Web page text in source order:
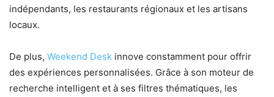
indépendants, les restaurants régionaux et les artisans
locaux.
De plus, Weekend Desk innove constamment pour offrir
des expériences personnalisées. Grâce à son moteur de
recherche intelligent et à ses filtres thématiques, les